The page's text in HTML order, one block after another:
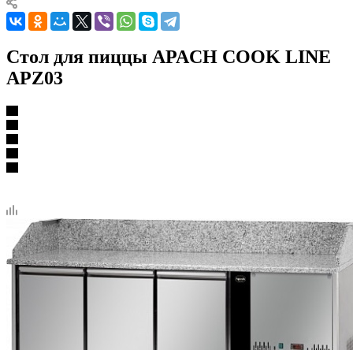
Стол для пиццы APACH COOK LINE
APZ03